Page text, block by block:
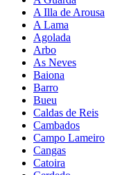
A Illa de Arousa
A Lama
Agolada
Arbo
As Neves
Baiona
Barro
Bueu
Caldas de Reis
Cambados
Campo Lameiro
Cangas
Catoira